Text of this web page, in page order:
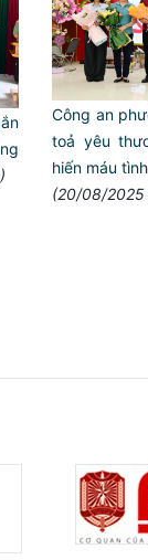
Công an
toả yêu
hiến máu
(20/08/2025